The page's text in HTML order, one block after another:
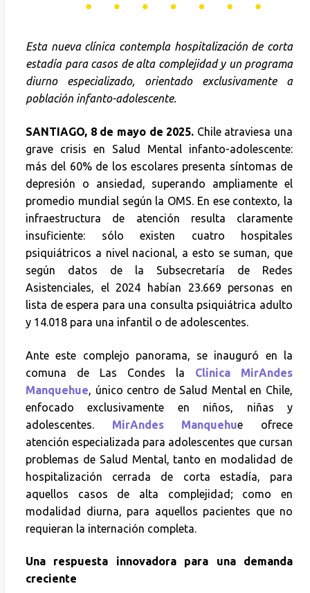
Esta nueva clínica contempla hospitalización de corta
estadía para casos de alta complejidad y un programa
diurno especializado, orientado exclusivamente a
población infanto-adolescente.
SANTIAGO, 8 de mayo de 2025. Chile atraviesa una
grave crisis en Salud Mental infanto-adolescente:
más del 60% de los escolares presenta síntomas de
depresión o ansiedad, superando ampliamente el
promedio mundial según la OMS. En ese contexto, la
infraestructura de atención resulta claramente
insuficiente: sólo existen cuatro hospitales
psiquiátricos a nivel nacional, a esto se suman, que
según datos de la Subsecretaría de Redes
Asistenciales, el 2024 habían 23.669 personas en
lista de espera para una consulta psiquiátrica adulto
y 14.018 para una infantil o de adolescentes.
Ante este complejo panorama, se inauguró en la
comuna de Las Condes la Clínica MirAndes
Manquehue, único centro de Salud Mental en Chile,
enfocado exclusivamente en niños, niñas y
adolescentes. MirAndes Manquehue ofrece
atención especializada para adolescentes que cursan
problemas de Salud Mental, tanto en modalidad de
hospitalización cerrada de corta estadía, para
aquellos casos de alta complejidad; como en
modalidad diurna, para aquellos pacientes que no
requieran la internación completa.
Una respuesta innovadora para una demanda
creciente